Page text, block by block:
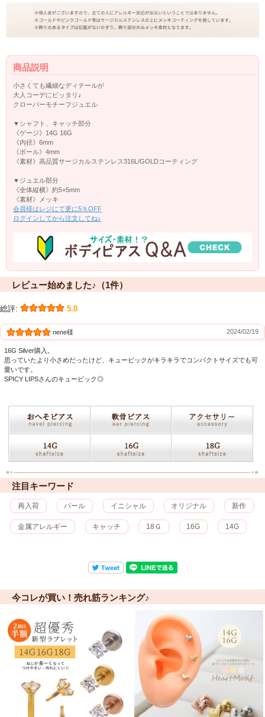
商品説明
小さくても繊細なディテールが
大人コーデにピッタリ♪
クローバーモチーフジュエル
▼シャフト、キャッチ部分
《ゲージ》14G 16G
《内径》6mm
《ボール》4mm
《素材》高品質サージカルステンレス316L/GOLDコーティング
▼ジュエル部分
《全体縦横》約5×5mm
《素材》メッキ
会員様はレジにて更に5％OFF
ログインしてから注文してね♪
レビュー始めました♪（1件）
総評: 5.0
nene様 2024/02/19
16G Silver購入。
思っていたより小さめだったけど、キュービックがキラキラでコンパクトサイズでも可
愛いです。
SPICY LIPSさんのキュービック◎
注目キーワード
再入荷 パール イニシャル オリジナル 新作
金属アレルギー キャッチ 18Ｇ 16G 14G
今コレが買い！売れ筋ランキング♪